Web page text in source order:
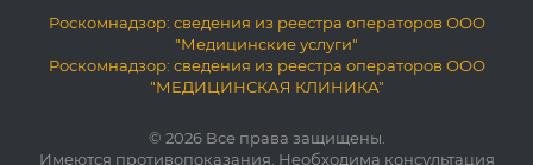
Роскомнадзор: сведения из реестра операторов ООО
"Медицинские услуги"
Роскомнадзор: сведения из реестра операторов ООО
"МЕДИЦИНСКАЯ КЛИНИКА"
© 2026 Все права защищены.
Имеются противопоказания. Необходима консультация